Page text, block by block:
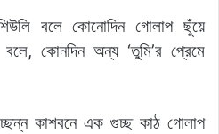
বলে কোনোদিন গোলাপ ছুঁয়ে
বলে, কোনদিন অন্য ‘তুমি’র প্রেমে
কাশবনে এক গুচ্ছ কাঠ গোলাপ